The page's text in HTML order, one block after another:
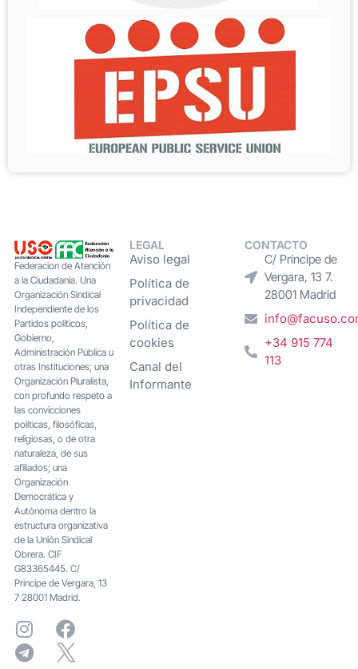
Federacion de Atención
a la Ciudadanía. Una
Organización Sindical
Independiente de los
Partidos políticos,
Gobierno,
Administración Pública u
otras Instituciones; una
Organización Pluralista,
con profundo respeto a
las convicciones
políticas, filosóficas,
religiosas, o de otra
naturaleza, de sus
afiliados; una
Organización
Democrática y
Autónoma dentro la
estructura organizativa
de la Unión Sindical
Obrera. CIF
G83365445. C/
Principe de Vergara, 13
7 28001 Madrid.
LEGAL
Aviso legal
Política de
privacidad
Política de
cookies
Canal del
Informante
CONTACTO
C/ Príncipe de
Vergara, 13 7.
28001 Madrid
+34 915 774
113